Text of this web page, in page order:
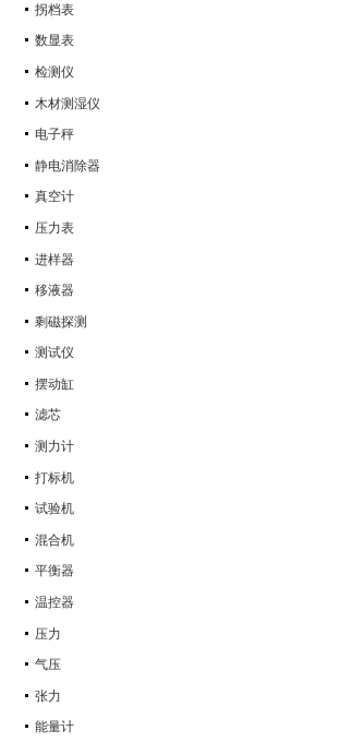
拐档表
数显表
检测仪
木材测湿仪
电子秤
静电消除器
真空计
压力表
进样器
移液器
剩磁探测
测试仪
摆动缸
滤芯
测力计
打标机
试验机
混合机
平衡器
温控器
压力
气压
张力
能量计